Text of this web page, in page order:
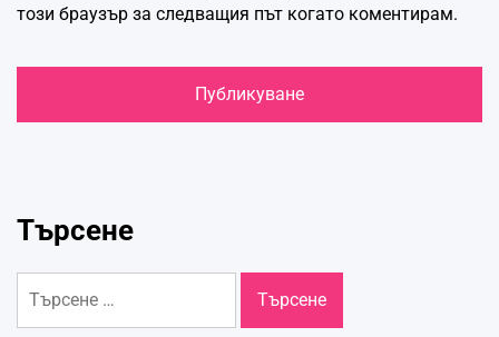
този браузър за следващия път когато коментирам.
Търсене
за: